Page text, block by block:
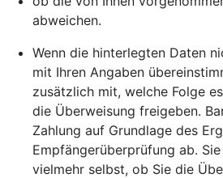
abweichen.
Wenn die hinterlegten Daten
mit Ihren Angaben
zusätzlich mit, welche Folge
die Überweisung freigeben.
Zahlung auf Grundlage des
Empfängerüberprüfung ab.
vielmehr selbst, ob Sie die